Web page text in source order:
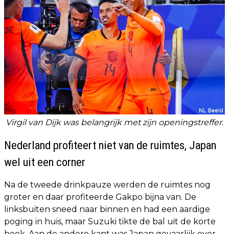
Virgil van Dijk was belangrijk met zijn openingstreffer.
Nederland profiteert niet van de ruimtes, Japan
wel uit een corner
Na de tweede drinkpauze werden de ruimtes nog
groter en daar profiteerde Gakpo bijna van. De
linksbuiten sneed naar binnen en had een aardige
poging in huis, maar Suzuki tikte de bal uit de korte